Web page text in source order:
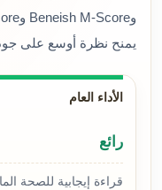
يمنح نظرة أوسع على
الأداء العام
رائع
قراءة إيجابية للصحة